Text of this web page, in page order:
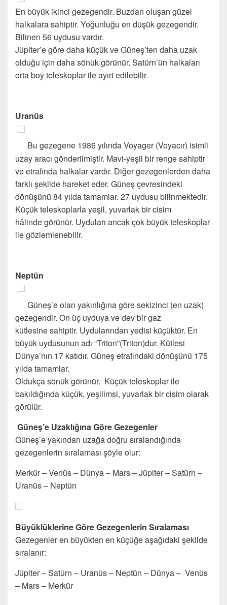
En büyük ikinci gezegendir. Buzdan oluşan güzel
halkalara sahiptir. Yoğunluğu en düşük gezegendir.
Bilinen 56 uydusu vardır.
Jüpiter’e göre daha küçük ve Güneş’ten daha uzak
olduğu için daha sönük görünür. Satürn’ün halkaları
orta boy teleskoplar ile ayırt edilebilir.
Uranüs
Bu gezegene 1986 yılında Voyager (Voyacır) isimli
uzay aracı gönderilmiştir. Mavi-yeşil bir renge sahiptir
ve etrafında halkalar vardır. Diğer gezegenlerden daha
farklı şekilde hareket eder. Güneş çevresindeki
dönüşünü 84 yılda tamamlar. 27 uydusu bilinmektedir.
Küçük teleskoplarla yeşil, yuvarlak bir cisim
hâlinde görünür. Uyduları ancak çok büyük teleskoplar
ile gözlemlenebilir.
Neptün
Güneş’e olan yakınlığına göre sekizinci (en uzak)
gezegendir. On üç uyduya ve dev bir gaz
kütlesine sahiptir. Uydularından yedisi küçüktür. En
büyük uydusunun adı “Triton”(Triton)dur. Kütlesi
Dünya’nın 17 katıdır. Güneş etrafındaki dönüşünü 175
yılda tamamlar.
Oldukça sönük görünür. Küçük teleskoplar ile
bakıldığında küçük, yeşilimsi, yuvarlak bir cisim olarak
görülür.
Güneş’e Uzaklığına Göre Gezegenler
Güneş’e yakından uzağa doğru sıralandığında
gezegenlerin sıralaması şöyle olur:
Merkür – Venüs – Dünya – Mars – Jüpiter – Satürn –
Uranüs – Neptün
Büyüklüklerine Göre Gezegenlerin Sıralaması
Gezegenler en büyükten en küçüğe aşağıdaki şekilde
sıralanır:
Jüpiter – Satürn – Uranüs – Neptün – Dünya – Venüs
– Mars – Merkür